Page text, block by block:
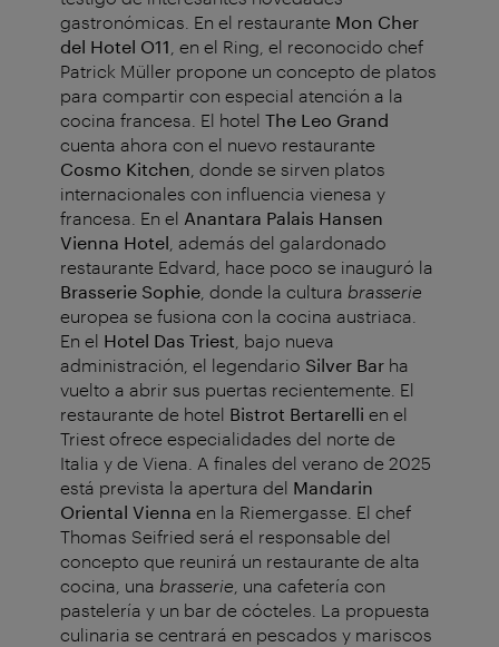
gastronómicas. En el restaurante Mon Cher
del Hotel O11 , en el Ring, el reconocido chef
Patrick Müller propone un concepto de platos
para compartir con especial atención a la
cocina francesa. El hotel The Leo Grand
cuenta ahora con el nuevo restaurante
Cosmo Kitchen , donde se sirven platos
internacionales con influencia vienesa y
francesa. En el Anantara Palais Hansen
Vienna Hotel , además del galardonado
restaurante Edvard, hace poco se inauguró la
Brasserie Sophie , donde la cultura brasserie
europea se fusiona con la cocina austriaca.
En el Hotel Das Triest , bajo nueva
administración, el legendario Silver Bar ha
vuelto a abrir sus puertas recientemente. El
restaurante de hotel Bistrot Bertarelli en el
Triest ofrece especialidades del norte de
Italia y de Viena. A finales del verano de 2025
está prevista la apertura del Mandarin
Oriental Vienna en la Riemergasse. El chef
Thomas Seifried será el responsable del
concepto que reunirá un restaurante de alta
cocina, una brasserie , una cafetería con
pastelería y un bar de cócteles. La propuesta
culinaria se centrará en pescados y mariscos